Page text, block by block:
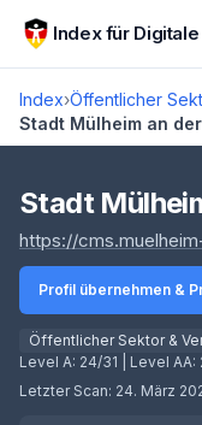
Zum Hauptinhalt
Index für
Index›Öffentlicher
Stadt Mülheim an
Score lädt
Stadt
https://
Profil übernehmen &
Öffentlicher Sektor &
Level A: 24/31 | Level AA:
Letzter Scan: 24. März